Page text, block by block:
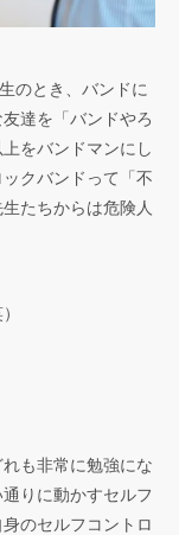
のとき、バンドに
達を「バンドやろ
をバンドマンにし
クバンドって「不
たちからは危険人
も非常に勉強にな
りに動かすセルフ
のセルフコントロ